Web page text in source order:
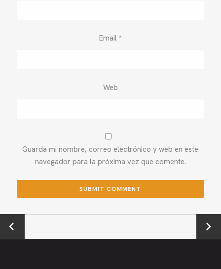
Email *
Web
Guarda mi nombre, correo electrónico y web en este
navegador para la próxima vez que comente.
←
Previou
Next →